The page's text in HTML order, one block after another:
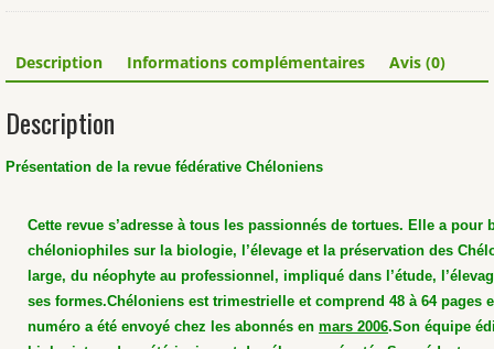
Description Informations complémentaires Avis (0)
Description
Présentation de la revue fédérative Chéloniens
Cette revue s’adresse à tous les passionnés de tortues. Elle a
chéloniophiles sur la biologie, l’élevage et la préservation des
large, du néophyte au professionnel, impliqué dans l’étude,
ses formes.Chéloniens est trimestrielle et comprend 48 à 64 pages
numéro a été envoyé chez les abonnés en mars 2006.Son équipe